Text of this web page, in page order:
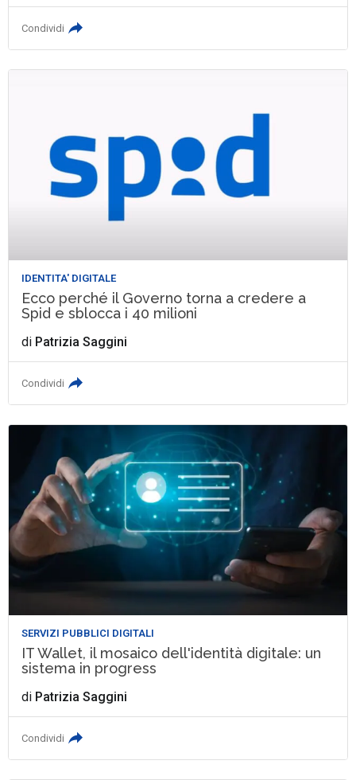
Condividi
IDENTITA' DIGITALE
Ecco perché il Governo torna a credere a
Spid e sblocca i 40 milioni
di Patrizia Saggini
Condividi
SERVIZI PUBBLICI DIGITALI
IT Wallet, il mosaico dell'identità digitale: un
sistema in progress
di Patrizia Saggini
Condividi